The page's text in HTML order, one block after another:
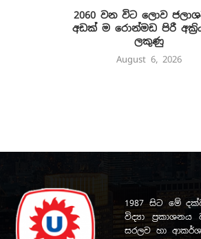
2060 වන විට ලොව
අඩක් ම රොන්මඩ පිරී
ලකුණු
August 6, 2026
1987 සිට මේ
විද්‍යා
සරලව හා